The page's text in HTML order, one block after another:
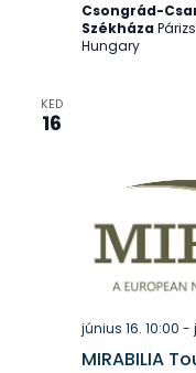
Csongrád-
Székháza
Hungary
KED
16
MIRABILIA
június 16. 10:00 -